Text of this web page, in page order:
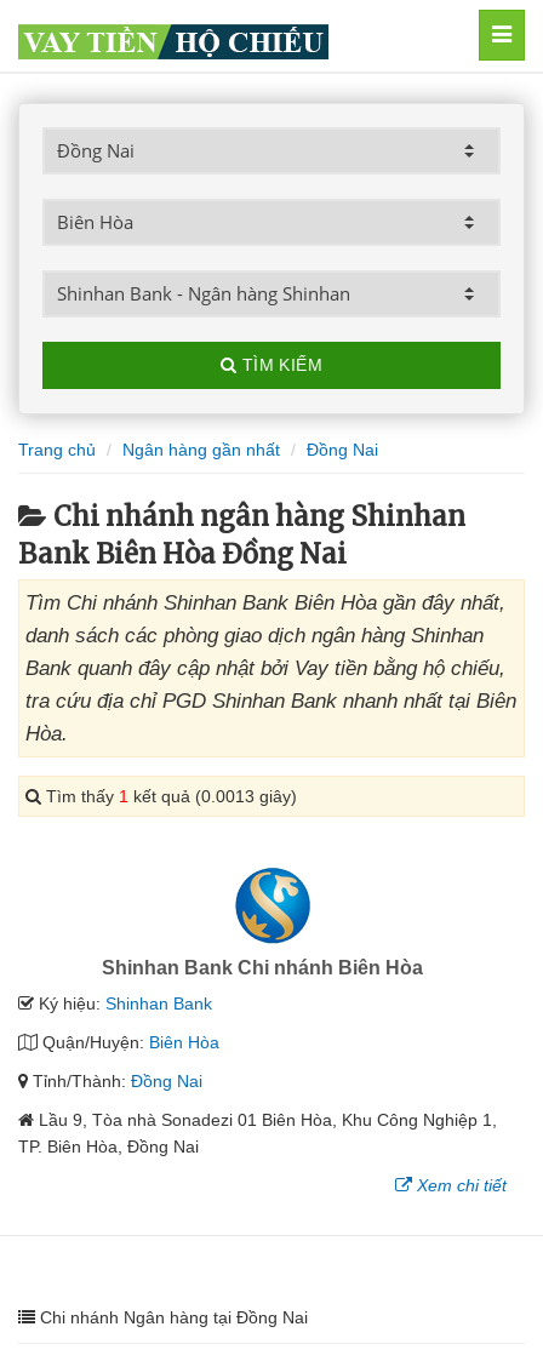
TÌM KIẾM
Trang chủ Ngân hàng gần nhất Đồng Nai
Chi nhánh ngân hàng Shinhan
Bank Biên Hòa Đồng Nai
Tìm Chi nhánh Shinhan Bank Biên Hòa gần đây nhất,
danh sách các phòng giao dịch ngân hàng Shinhan
Bank quanh đây cập nhật bởi Vay tiền bằng hộ chiếu,
tra cứu địa chỉ PGD Shinhan Bank nhanh nhất tại Biên
Hòa.
Tìm thấy 1 kết quả (0.0013 giây)
Shinhan Bank Chi nhánh Biên Hòa
Ký hiệu: Shinhan Bank
Quận/Huyện: Biên Hòa
Tỉnh/Thành: Đồng Nai
Lầu 9, Tòa nhà Sonadezi 01 Biên Hòa, Khu Công Nghiệp 1,
TP. Biên Hòa, Đồng Nai
Xem chi tiết
Chi nhánh Ngân hàng tại Đồng Nai